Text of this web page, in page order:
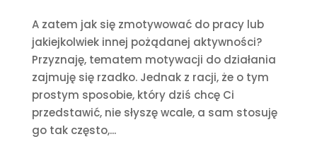
A zatem jak się zmotywować do pracy lub
jakiejkolwiek innej pożądanej aktywności?
Przyznaję, tematem motywacji do działania
zajmuję się rzadko. Jednak z racji, że o tym
prostym sposobie, który dziś chcę Ci
przedstawić, nie słyszę wcale, a sam stosuję
go tak często,...